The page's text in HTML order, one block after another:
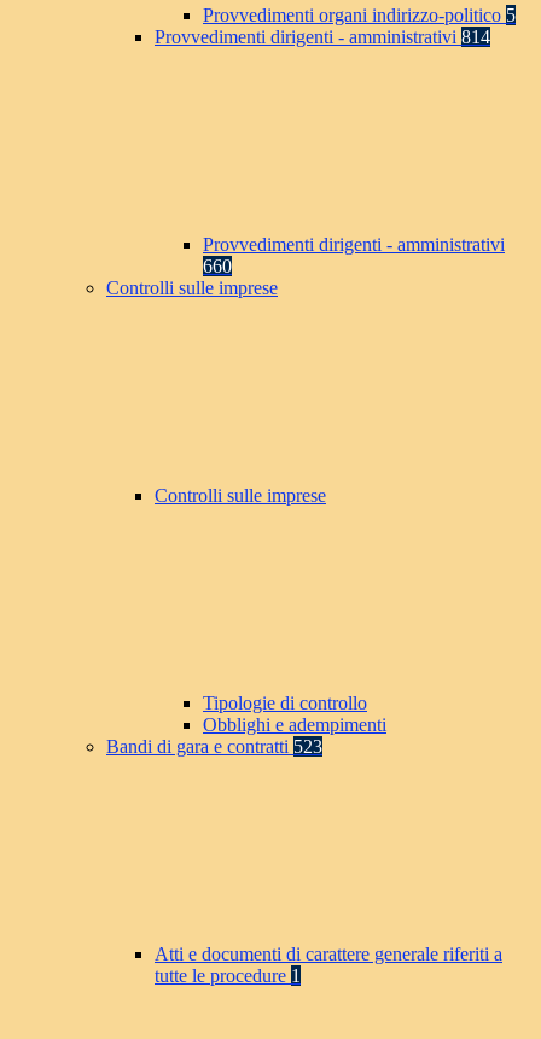
Provvedimenti organi indirizzo-politico 5
Provvedimenti dirigenti - amministrativi 814
Provvedimenti dirigenti - amministrativi
660
Controlli sulle imprese
Controlli sulle imprese
Tipologie di controllo
Obblighi e adempimenti
Bandi di gara e contratti 523
Atti e documenti di carattere generale riferiti a
tutte le procedure 1